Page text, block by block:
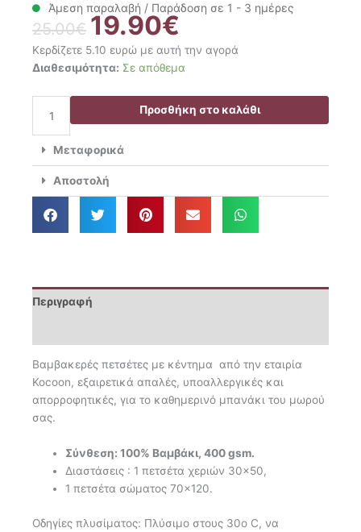
Άμεση παραλαβή / Παράδοση σε 1 - 3 ημέρες
25.00€ Original
price
was:
25.00€.
19.90€
τρέχουσα
τιμή
είναι:
19.90€.
Κερδίζετε 5.10 ευρώ με αυτή την αγορά
Διαθεσιμότητα: Σε απόθεμα
Nima
Πετσέτες
2
Τμχ.
30x50,
Alice
Προσθήκη στο καλάθι
Μεταφορικά
Αποστολή
Περιγραφή
Βαμβακερές πετσέτες με κέντημα από την εταιρία
Kocoon, εξαιρετικά απαλές, υποαλλεργικές και
απορροφητικές, για το καθημερινό μπανάκι του μωρού
σας.
Σύνθεση: 100% Βαμβάκι, 400 gsm.
Διαστάσεις : 1 πετσέτα χεριών 30×50,
1 πετσέτα σώματος 70×120.
Οδηγίες πλυσίματος: Πλύσιμο στους 30ο C, να